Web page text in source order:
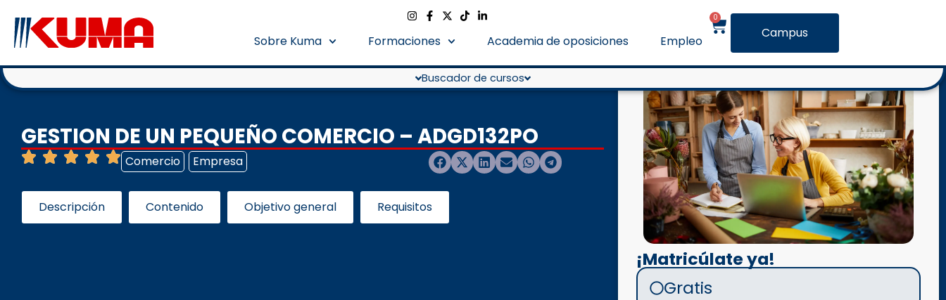
Sobre Kuma Formaciones Academia de oposiciones Empleo
0
Campus
Buscador de cursos
GESTION DE UN PEQUEÑO COMERCIO – ADGD132PO
Comercio Empresa
Descripción Contenido Objetivo general Requisitos
¡Matricúlate ya!
Gratis